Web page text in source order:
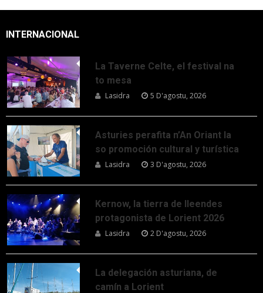
INTERNACIONAL
La Taverne Celte, el festival na
to mesa
Lasidra 5 D'agostu, 2026
Asturies perafita n’An Oriant la
so promoción cultural y turística
Lasidra 3 D'agostu, 2026
Kernow, la tierra de lleendes
protagonista de Lorient 2026
Lasidra 2 D'agostu, 2026
La delegación asturiana, de
camín a Lorient